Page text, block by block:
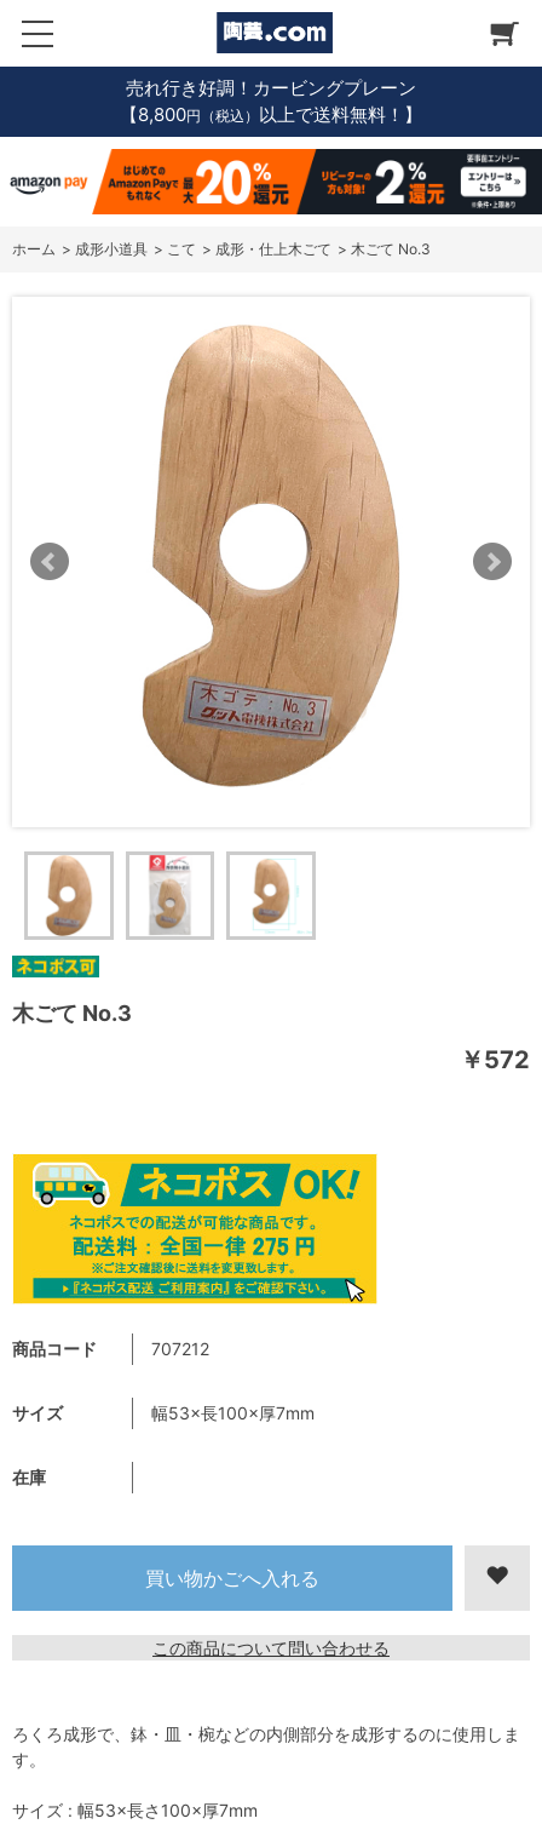
売れ行き好調！カービングプレーン
【8,800円（税込） 以上で送料無料！】
ホーム > 成形小道具 > こて > 成形・仕上木ごて > 木ごて No.3
木ごて No.3
￥572
商品コード 707212
サイズ 幅53×長100×厚7mm
在庫
この商品について問い合わせる
ろくろ成形で、鉢・皿・椀などの内側部分を成形するのに使用しま
す。
サイズ : 幅53×長さ100×厚7mm